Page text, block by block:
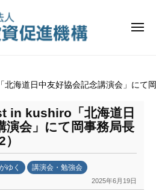
メ
北海道日中友好協会記念講演会」にて
in kushiro「北海道日
演会」にて岡事務局長
ゆく 講演会・勉強会
2025年6月19日